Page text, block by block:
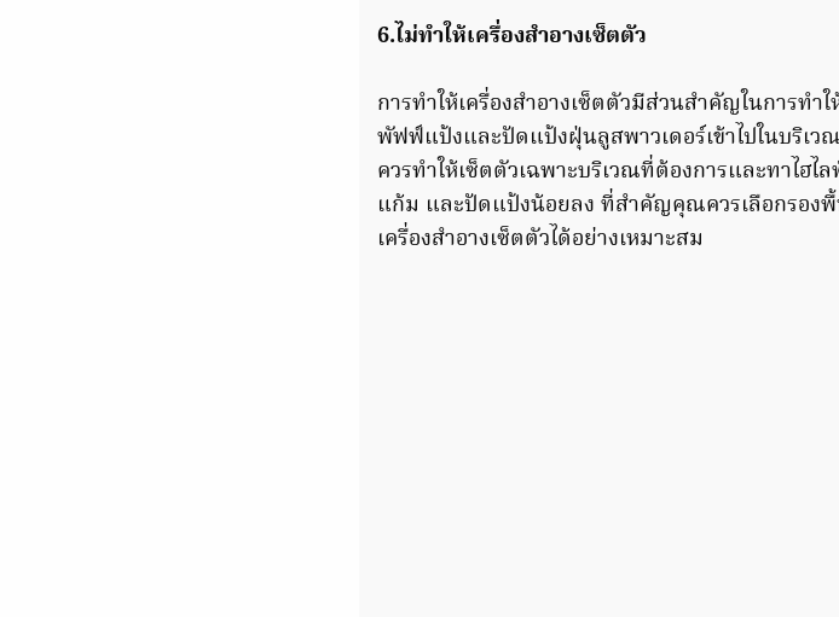
6.ไม่ทำให้เครื่องสำอางเซ็ตตัว
การทำให้เครื่องสำอางเซ็ตตัวมีส่วนสำคัญในการท
พัฟฟ์แป้งและปัดแป้งฝุ่นลูสพาวเดอร์เข้าไปในบริเ
ควรทำให้เซ็ตตัวเฉพาะบริเวณที่ต้องการและทาไฮ
แก้ม และปัดแป้งน้อยลง ที่สำคัญคุณควรเลือกรองพื้
เครื่องสำอางเซ็ตตัวได้อย่างเหมาะสม